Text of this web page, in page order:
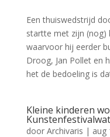
Een thuiswedstrijd
startte met zijn (nog)
waarvoor hij eerder
Droog, Jan Pollet en
het de bedoeling is
Kleine kinderen
door Archivaris | aug